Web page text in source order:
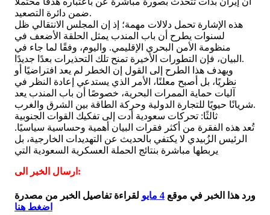
ضمن دائرة التصعيد.
هذه الإشارة تحمل دلالات مهمة؛ إذ إن المجلس الانتقالي ظل
لسنوات يطرح أن باب المندب يمثل الحلقة الأضعف في
منظومة الأمن البحري الإقليمي. واليوم، وفقًا لما جاء في
البيان، فإن التطورات الأخيرة تمنح تلك التحذيرات بعدًا جديدًا.
ويهدف هذا الطرح إلى القول إن الخطر لم يعد افتراضيًا أو
نظريًا، بل أصبح معلنًا، الأمر الذي يستدعي إعادة النظر في
آليات حماية الممرات البحرية، خصوصًا أن باب المندب يعد
شريانًا حيويًا للتجارة الدولية وحركة الطاقة بين الشرق والغرب.
ثالثًا: تحركات سعودية أدت إلى تفكيك القوات الجنوبية
تُعد هذه الفقرة من أكثر فقرات البيان أهمية وحساسية سياسيًا.
الرئيس الزُبيدي لا يكتفي بالحديث عن التهديدات الخارجية، بل
يربطها مباشرة بنتائج الحملة العسكرية السعودية التي
ارسال الخبر الى:
ورد هذا الخبر في موقع 4 مايو
لقراءة تفاصيل الخبر من مصدرة
اضغط هنا